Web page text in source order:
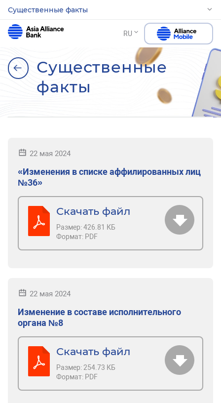
Существенные факты
RU
Существенные
факты
22 мая 2024
«Изменения в списке аффилированных лиц
№36»
Скачать файл
Размер:426.81 КБ
Формат: PDF
22 мая 2024
Изменение в составе исполнительного
органа №8
Скачать файл
Размер:254.73 КБ
Формат: PDF